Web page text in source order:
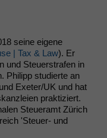
seine eigene
| Tax & Law). Er
und Steuerstrafen in
Philipp studierte an
Exeter/UK und hat
praktiziert.
Steueramt Zürich
'Steuer- und